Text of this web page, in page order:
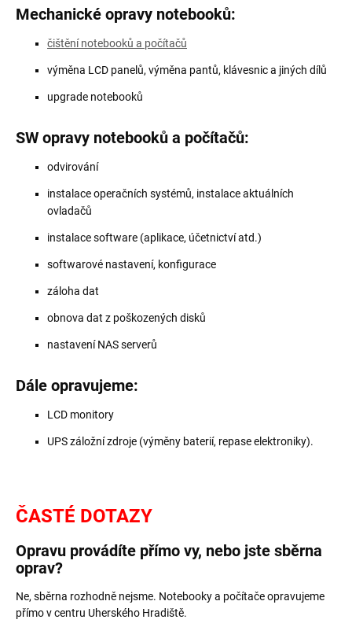
Mechanické opravy notebooků:
čištění notebooků a počítačů
výměna LCD panelů, výměna pantů, klávesnic a jiných dílů
upgrade notebooků
SW opravy notebooků a počítačů:
odvirování
instalace operačních systémů, instalace aktuálních
ovladačů
instalace software (aplikace, účetnictví atd.)
softwarové nastavení, konfigurace
záloha dat
obnova dat z poškozených disků
nastavení NAS serverů
Dále opravujeme:
LCD monitory
UPS záložní zdroje (výměny baterií, repase elektroniky).
ČASTÉ DOTAZY
Opravu provádíte přímo vy, nebo jste sběrna
oprav?
Ne, sběrna rozhodně nejsme. Notebooky a počítače opravujeme
přímo v centru Uherského Hradiště.